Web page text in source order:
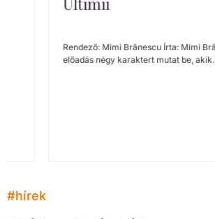
Rendező: Mimi Brănescu Írta: Mimi Brănescu
előadás négy karaktert mutat be, akik…
#hírek